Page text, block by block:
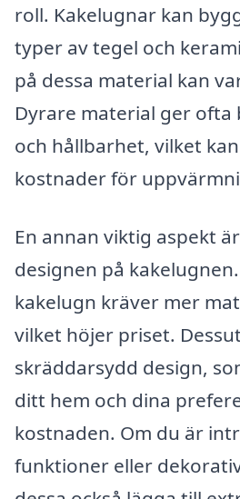
roll. Kakelugnar kan
typer av tegel och
på dessa material kan
Dyrare material ger ofta
och hållbarhet, vilket
kostnader för
En annan viktig aspekt
designen på
kakelugn kräver mer
vilket höjer priset.
skräddarsydd design,
ditt hem och dina
kostnaden. Om du är
funktioner eller